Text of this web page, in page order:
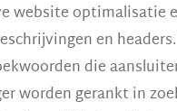
website optimalisatie
en
die
worden gerankt in